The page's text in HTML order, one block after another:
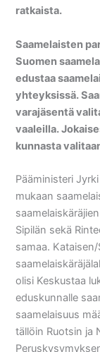
ratkaista.
Saamelaisten
Suomen
edustaa
yhteyksissä.
varajäsentä
vaaleilla.
kunnasta
Pääministeri
mukaan
Sipilän sekä
samaa.
olisi Keskustaa
eduskunnalle
saamelaisuus
tällöin Ruotsin ja